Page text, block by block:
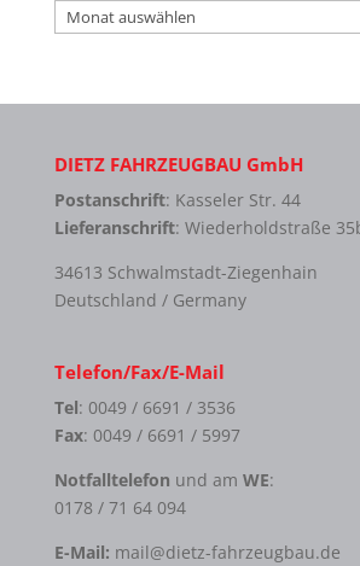
Archiv
DIETZ FAHRZEUGBAU GmbH
Postanschrift: Kasseler Str. 44
Lieferanschrift: Wiederholdstraße
34613 Schwalmstadt-Ziegenhain
Deutschland / Germany
Telefon/Fax/E-Mail
Tel: 0049 / 6691 / 3536
Fax: 0049 / 6691 / 5997
Notfalltelefon und am WE:
0178 / 71 64 094
E-Mail: mail@dietz-fahrzeugbau.de